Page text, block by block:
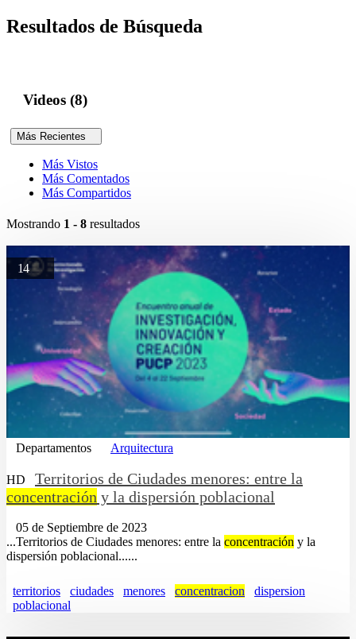
Resultados de Búsqueda
Videos (8)
Más Recientes
Más Vistos
Más Comentados
Más Compartidos
Mostrando 1 - 8 resultados
14
Departamentos Arquitectura
HD
Territorios de Ciudades menores: entre la
concentración y la dispersión poblacional
05 de Septiembre de 2023
...Territorios de Ciudades menores: entre la concentración y la
dispersión poblacional......
territorios ciudades menores concentracion
dispersion
poblacional